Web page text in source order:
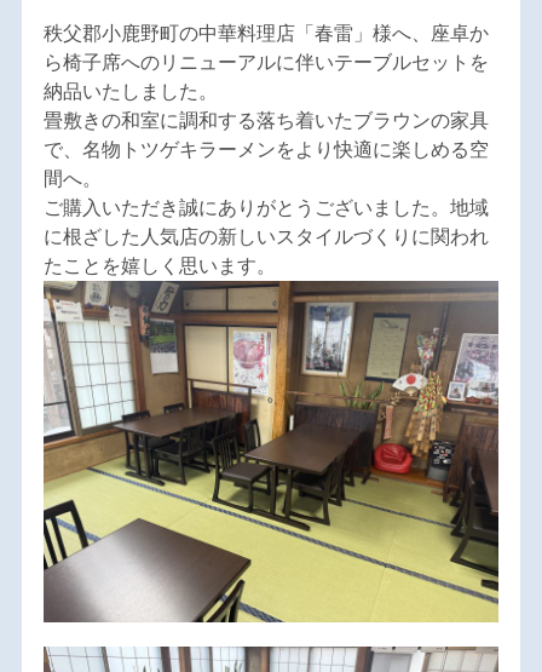
秩父郡小鹿野町の中華料理店「春雷」様へ、座卓か
ら椅子席へのリニューアルに伴いテーブルセットを
納品いたしました。
畳敷きの和室に調和する落ち着いたブラウンの家具
で、名物トツゲキラーメンをより快適に楽しめる空
間へ。
ご購入いただき誠にありがとうございました。地域
に根ざした人気店の新しいスタイルづくりに関われ
たことを嬉しく思います。